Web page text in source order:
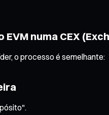
numa CEX
o processo é semelhante: